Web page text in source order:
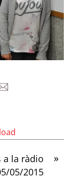
»
a la ràdio
05/2015